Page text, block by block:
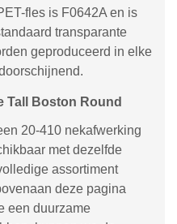
fles is F0642A en is
transparante
geproduceerd in elke
Tall Boston Round
20-410 nekafwerking
met dezelfde
assortiment
deze pagina
een duurzame